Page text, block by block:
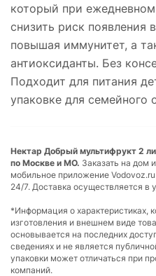
который при
снизить риск появления
повышая иммунитет, а
антиоксиданты. Без
Подходит для питания
упаковке для семейного
Нектар Добрый мультифрукт 2
по Москве и МО. Заказать на дом
мобильное приложение
24/7. Доставка осуществляется в
*Информация о характеристиках,
изготовления и внешнем виде
основывается на последних
сведениях и не является
упаковки может отличаться при
компаний.